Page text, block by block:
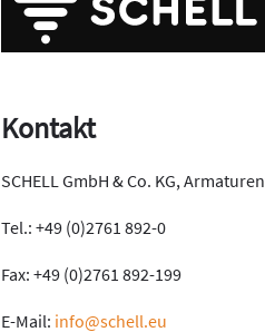
Kontakt
SCHELL GmbH & Co. KG,
Tel.: +49 (0)2761 892-0
Fax: +49 (0)2761 892-199
E-Mail: info@schell.eu